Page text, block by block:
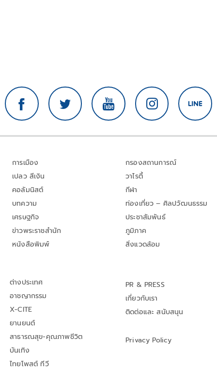
การเมือง
เปลว สีเงิน
คอลัมนิสต์
บทความ
เศรษฐกิจ
ข่าวพระราชสำนัก
หนังสือพิมพ์
กรองสถานการณ์
วาไรตี้
กีฬา
ท่องเที่ยว – ศิลปวัฒนธรรม
ประชาสัมพันธ์
ภูมิภาค
สิ่งแวดล้อม
ต่างประเทศ
อาชญากรรม
X-CITE
ยานยนต์
สาธารณสุข-คุณภาพชีวิต
บันเทิง
ไทยโพสต์ ทีวี
PR & PRESS
เกี่ยวกับเรา
ติดต่อและ สนับสนุน
Privacy Policy